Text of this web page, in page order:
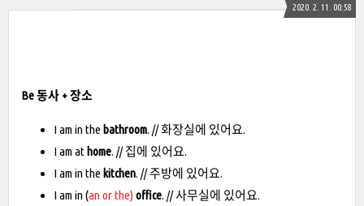
2020. 2. 11. 00:58
Be 동사 + 장소
I am in the bathroom. // 화장실에 있어요.
I am at home. // 집에 있어요.
I am in the kitchen. // 주방에 있어요.
I am in (an or the) office. // 사무실에 있어요.